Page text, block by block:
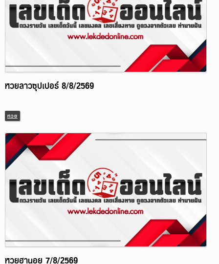
หวยลาวซุปเปอร์ 8/8/2569
หวย
หวยฮานอย 7/8/2569